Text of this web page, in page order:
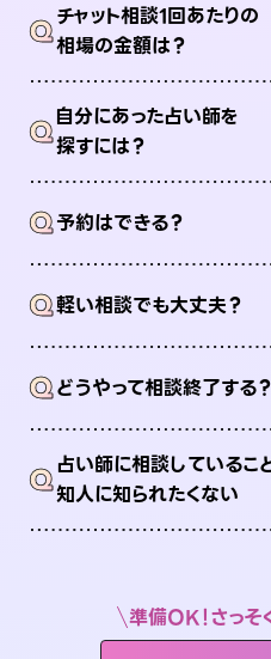
Qチャット相談1回あたりの
相場の金額は？
Q自分にあった占い師を
探すには？
Q予約はできる？
Q軽い相談でも大丈夫？
Qどうやって相談終了する？
Q占い師に相談しているこ
知人に知られたくない
準備OK！さっそ